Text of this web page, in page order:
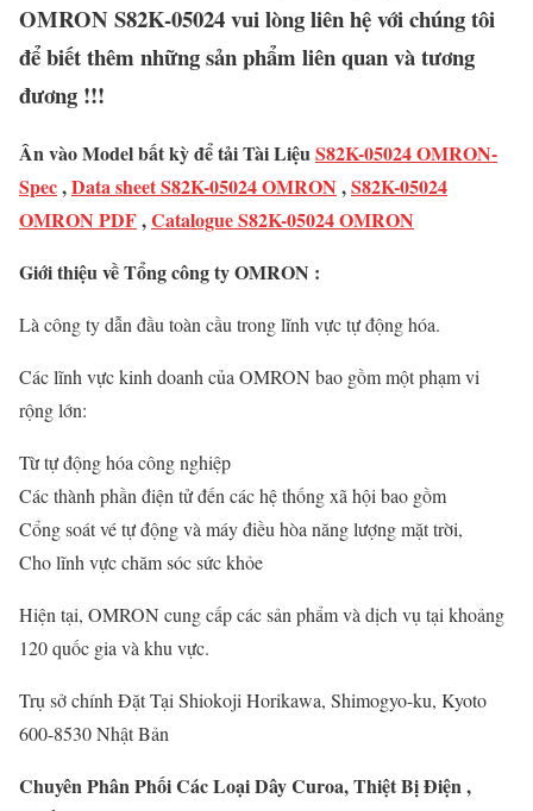
OMRON S82K-05024 vui lòng liên hệ với chúng tôi
để biết thêm những sản phẩm liên quan và tương
đương !!!
Ân vào Model bất kỳ để tải Tài LiệuS82K-05024 OMRON-
Spec,Data sheet S82K-05024 OMRON ,S82K-05024
OMRON PDF,Catalogue S82K-05024 OMRON
Giới thiệu về Tổng công ty OMRON :
Là công ty dẫn đầu toàn cầu trong lĩnh vực tự động hóa.
Các lĩnh vực kinh doanh của OMRON bao gồm một phạm vi
rộng lớn:
Từ tự động hóa công nghiệp
Các thành phần điện tử đến các hệ thống xã hội bao gồm
Cổng soát vé tự động và máy điều hòa năng lượng mặt trời,
Cho lĩnh vực chăm sóc sức khỏe
Hiện tại, OMRON cung cấp các sản phẩm và dịch vụ tại khoảng
120 quốc gia và khu vực.
Trụ sở chính Đặt Tại Shiokoji Horikawa, Shimogyo-ku, Kyoto
600-8530 Nhật Bản
Chuyên Phân Phối Các Loại Dây Curoa, Thiệt Bị Điện ,